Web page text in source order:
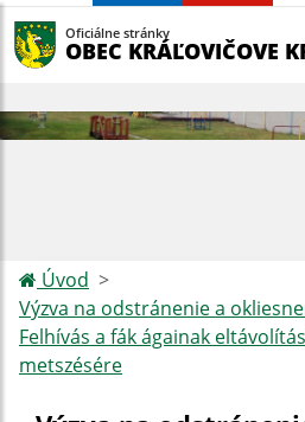
Oficiálne stránky
OBEC KRÁĽOVIČOVE
Úvod
Výzva na odstránenie a
Felhívás a fák ágainak
metszésére